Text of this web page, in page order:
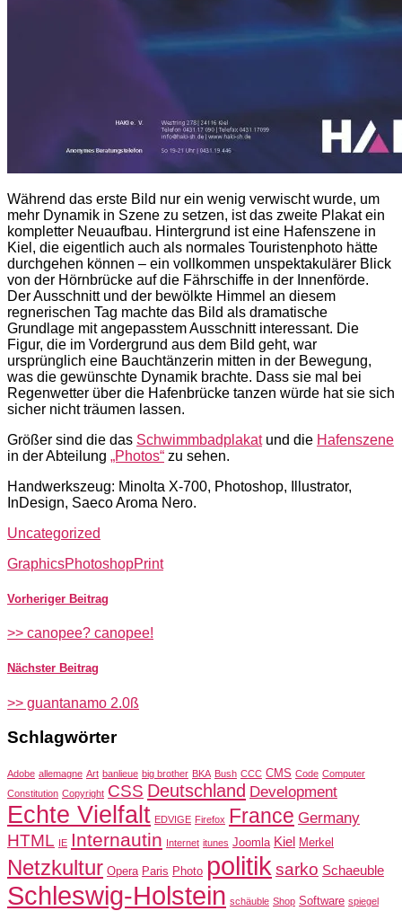
Während das erste Bild nur ein wenig verwischt wurde, um
mehr Dynamik in Szene zu setzen, ist das zweite Plakat ein
kompletter Neuaufbau. Hintergrund ist eine Hafenszene in
Kiel, die eigentlich auch als normales Touristenphoto hätte
durchgehen können – ein vollkommen unspektakulärer Blick
von der Hörnbrücke auf die Fährschiffe in der Innenförde.
Der Ausschnitt und der bewölkte Himmel an diesem
regnerischen Tag machte das Bild als dramatische
Grundlage mit angepasstem Ausschnitt interessant. Die
Figur, die im Vordergrund aus dem Bild geht, war
ursprünglich eine Bauchtänzerin mitten in der Bewegung,
was die gewünschte Dynamik brachte. Dass sie mal bei
Regenwetter über die Hafenbrücke tanzen würde hat sie sich
sicher nicht träumen lassen.
Größer sind die das Schwimmbadplakatund die Hafenszene
in der Abteilung „Photos“ zu sehen.
Handwerkszeug: Minolta X-700, Photoshop, Illustrator,
InDesign, Saeco Aroma Nero.
Uncategorized
GraphicsPhotoshopPrint
Vorheriger Beitrag
>> canopee? canopee!
Nächster Beitrag
>> guantanamo 2.0ß
Schlagwörter
Adobe allemagne Art banlieue big brother BKA Bush CCC CMS Code Computer
Constitution Copyright CSS Deutschland Development
Echte Vielfalt EDVIGE Firefox France Germany
HTML IE Internautin Internet itunes Joomla Kiel Merkel
Netzkultur Opera Paris Photo politik sarko Schaeuble
Schleswig-Holstein schäuble Shop Software spiegel